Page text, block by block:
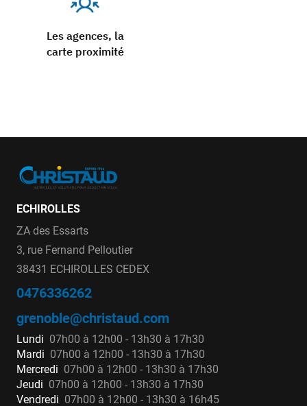
Les agences, la
carte proximité
ECHIROLLES
ZA des Essarts
3, rue Fernand Pelloutier
38431 ECHIROLLES CEDEX
0476336262
grenoble@christaud.com
Lundi 07h00 à 12h00 - 13h30 à 17h30
Mardi 07h00 à 12h00 - 13h30 à 17h30
Mercredi 07h00 à 12h00 - 13h30 à 17h30
Jeudi 07h00 à 12h00 - 13h30 à 17h30
Vendredi 07h00 à 12h00 - 13h30 à 16h45